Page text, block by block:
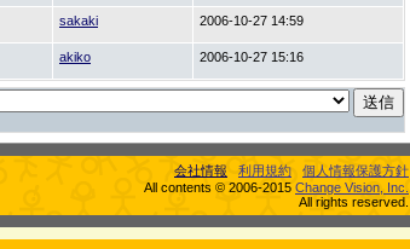
sakaki 2006-10-27 14:59
akiko 2006-10-27 15:16
会社情報 利用規約
個人情報保護方針
All contents © 2006-2015 Change Vision, Inc.
All rights reserved.